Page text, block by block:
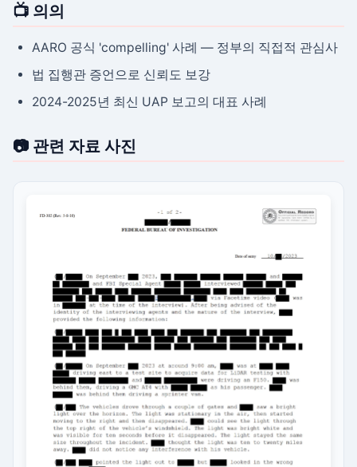
📺 의의
AARO 공식 'compelling' 사례 — 정부의 직접적 관심사
법 집행관 증언으로 신뢰도 보강
2024-2025년 최신 UAP 보고의 대표 사례
📷 관련 자료 사진